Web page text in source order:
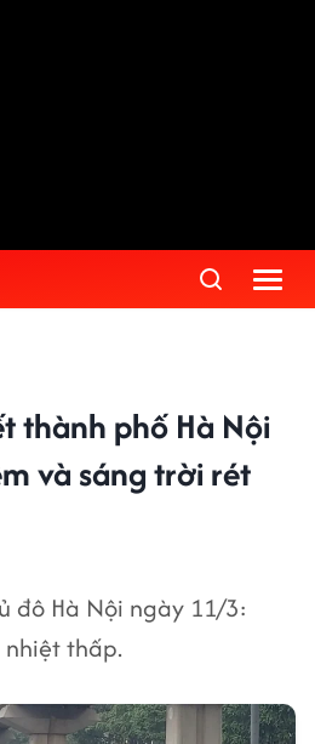
thành phố Hà Nội
và sáng trời rét
đô Hà Nội ngày 11/3:
thấp.